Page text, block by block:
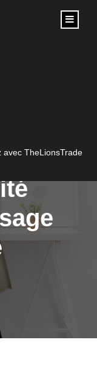
avec TheLionsTrade